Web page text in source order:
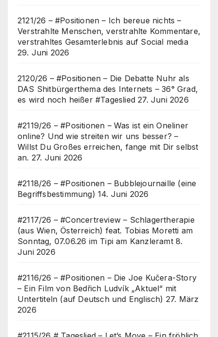
2121/26 – #Positionen – Ich bereue nichts –
Verstrahlte Menschen, verstrahlte Kommentare,
verstrahltes Gesamterlebnis auf Social media
29. Juni 2026
2120/26 – #Positionen – Die Debatte Nuhr als
DAS Shitbürgerthema des Internets – 36° Grad,
es wird noch heißer #Tageslied 27. Juni 2026
#2119/26 – #Positionen – Was ist ein Oneliner
online? Und wie streiten wir uns besser? –
Willst Du Großes erreichen, fange mit Dir selbst
an. 27. Juni 2026
#2118/26 – #Positionen – Bubblejournaille (eine
Begriffsbestimmung) 14. Juni 2026
#2117/26 – #Concertreview – Schlagertherapie
(aus Wien, Österreich) feat. Tobias Moretti am
Sonntag, 07.06.26 im Tipi am Kanzleramt 8.
Juni 2026
#2116/26 – #Positionen – Die Joe Kučera-Story
– Ein Film von Bedřich Ludvík „Aktuel“ mit
Untertiteln (auf Deutsch und Englisch) 27. März
2026